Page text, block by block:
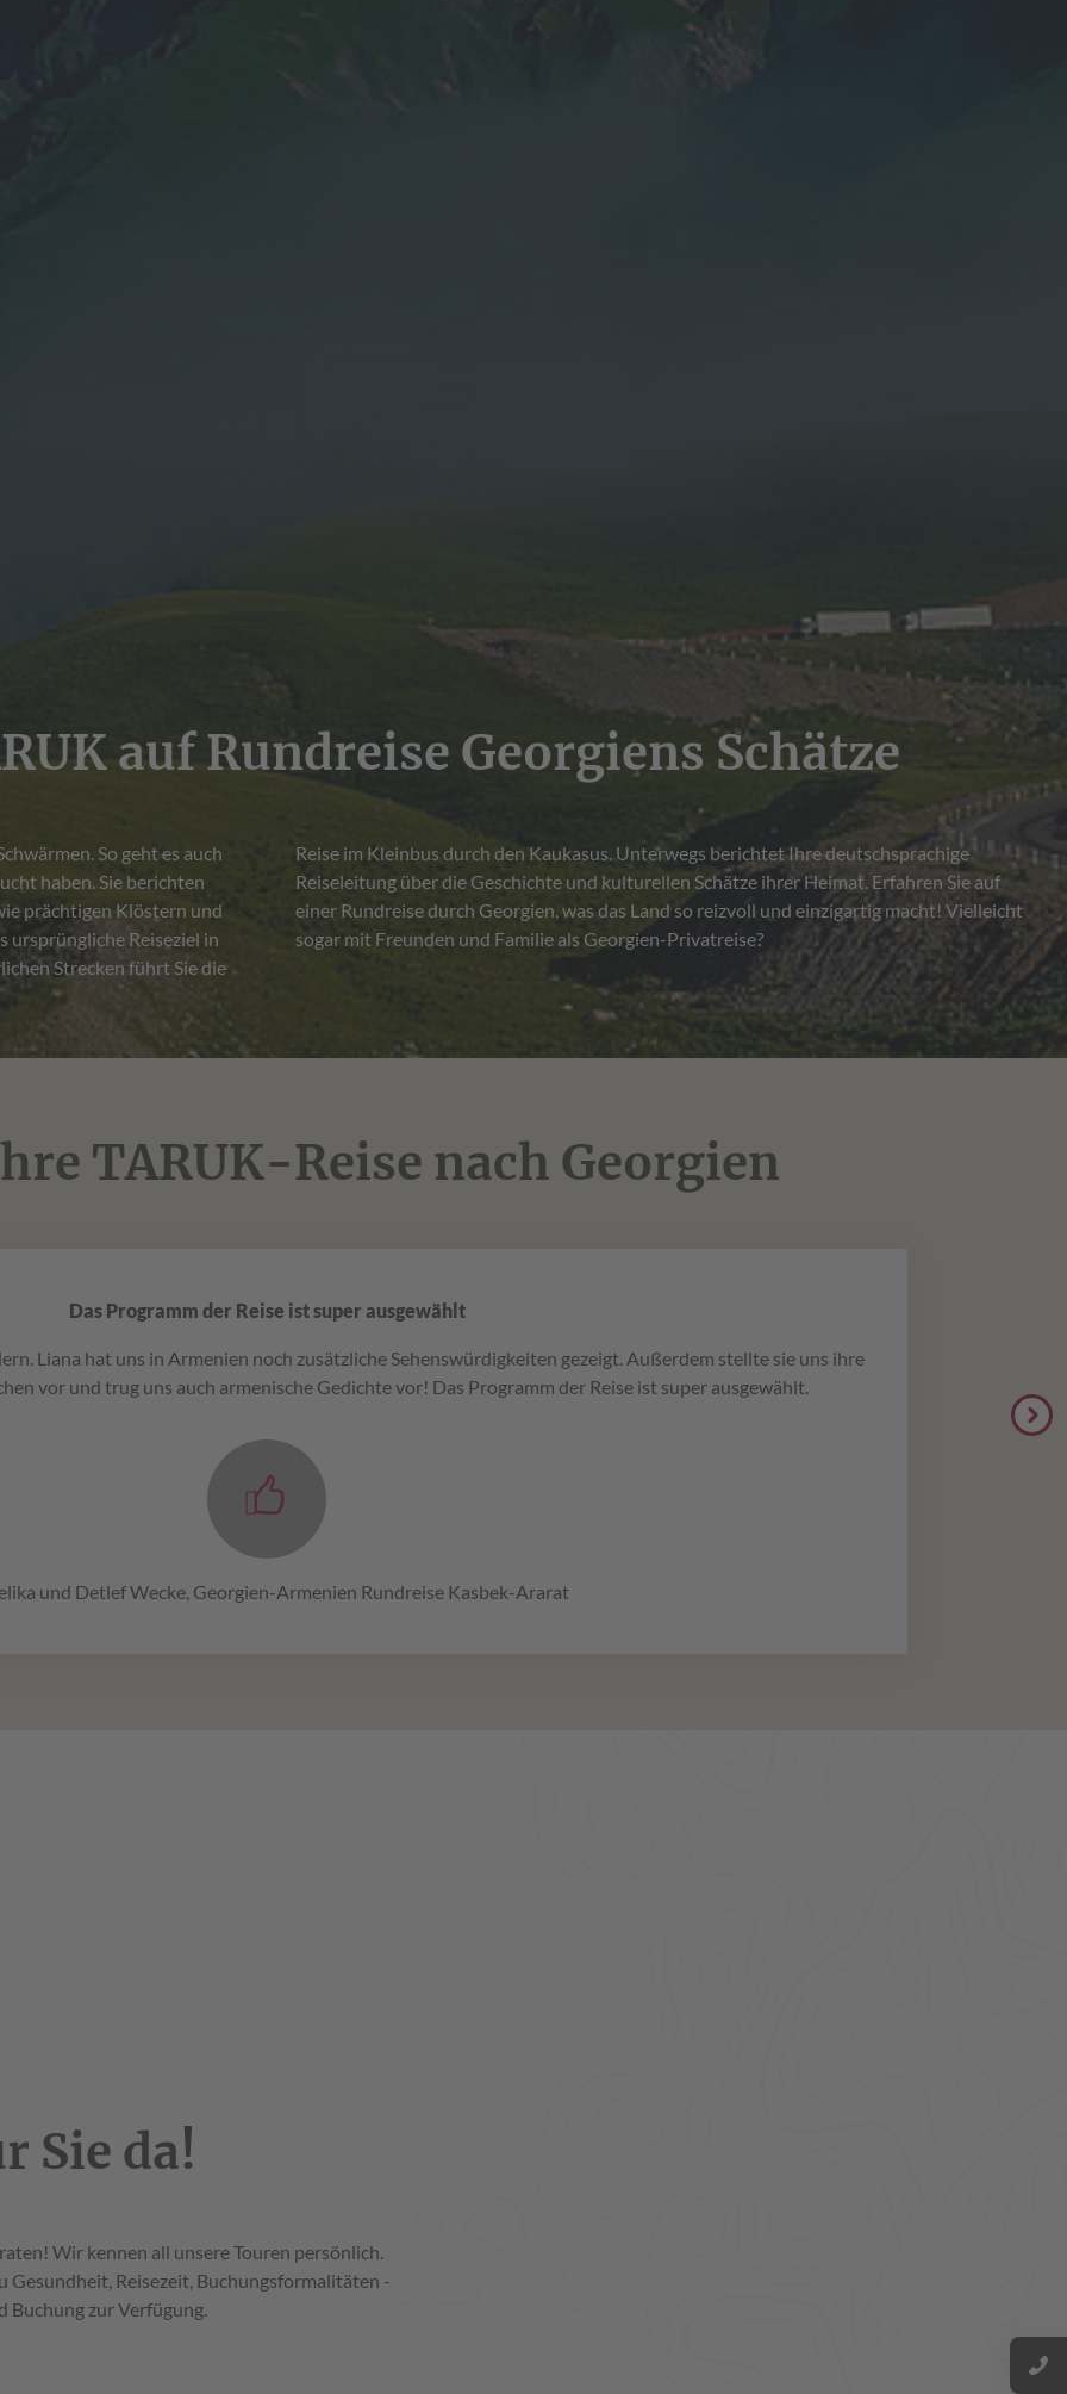
auf Rundreise Georgiens Schätze
So geht es auch
haben. Sie berichten
prächtigen Klöstern und
ursprüngliche Reiseziel in
Strecken führt Sie die
Ihre deutschsprachige
Erfahren Sie auf
macht! Vielleicht
sogar mit Freunden und Familie als Georgien-Privatreise?
TARUK-Reise nach Georgien
Das Programm der Reise ist super ausgewählt
Liana hat uns in Armenien noch zusätzliche Sehenswürdigkeiten gezeigt. Außerdem stellte sie uns ihre
vor und trug uns auch armenische Gedichte vor! Das Programm der Reise ist super ausgewählt.
und Detlef Wecke, Georgien-Armenien Rundreise Kasbek-Ararat
Sie da!
Wir kennen all unsere Touren persönlich.
Reisezeit, Buchungsformalitäten -
Buchung zur Verfügung.